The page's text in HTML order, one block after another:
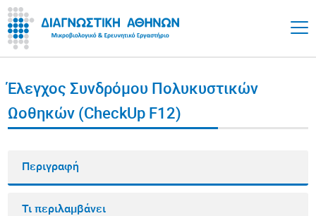
Έλεγχος Συνδρόμου Πολυκυστικών
Ωοθηκών (CheckUp F12)
Περιγραφή
Τι περιλαμβάνει